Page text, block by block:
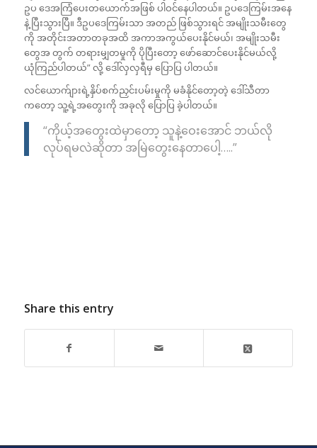
ဥပ ဒေအကြံပေးတယောက်အဖြစ် ပါဝင်နေပါတယ်။ ဥပဒေကြမ်းအနေ
နဲ့ ပြီးသွားပြီ။ ဒီဥပဒေကြမ်းသာ အတည် ဖြစ်သွားရင် အမျိုးသမီးတွေ
ကို အတိုင်းအတာတခုအထိ အကာအကွယ်ပေးနိုင်မယ်၊ အမျိုးသမီး
တွေအ တွက် တရားမျှတမှုကို ပိုပြီးတော့ ဖော်ဆောင်ပေးနိုင်မယ်လို့
ယုံကြည်ပါတယ်” လို့ ဒေါ်လှလှရီမှ ပြောပြ ပါတယ်။
လင်ယောက်ျားရဲ့နှိပ်စက်ညှင်းပမ်းမှုကို မခံနိုင်တော့တဲ့ ဒေါ်သီတာ
ကတော့ သူ့ရဲ့အတွေးကို အခုလို ပြောပြ ခဲ့ပါတယ်။
“ကိုယ့်အတွေးထဲမှာတော့ သူနဲ့ဝေးအောင် ဘယ်လို
လုပ်ရမလဲဆိုတာ အမြဲတွေးနေတာပေါ့…..”
Share this entry